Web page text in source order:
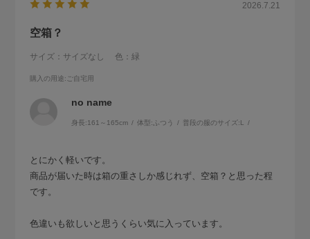
2026.7.21
空箱？
サイズ：サイズなし 色：緑
購入の用途:ご自宅用
no name
身長:161～165cm 体型: ふつう 普段の服のサイズ:L
とにかく軽いです。
商品が届いた時は箱の重さしか感じれず、空箱？と思った程
です。
色違いも欲しいと思うくらい気に入っています。